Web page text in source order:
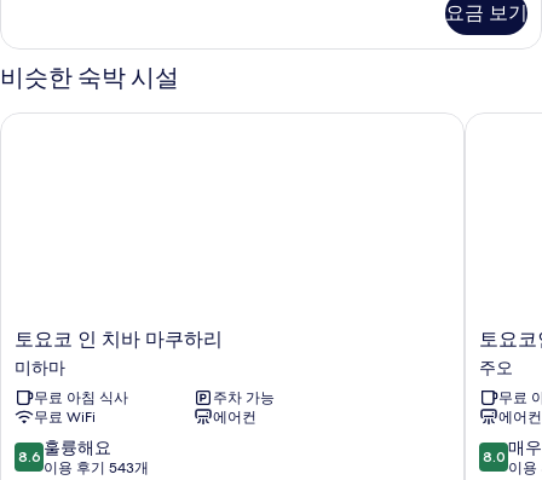
연
사
진
모
싱
글
룸,
연
요금 보기
비슷한 숙박 시설
토
요
코
인
치
바
마
토요코 인 치바 마쿠하리
미하마
무료 아침 식사
주차 가능
무료 WiFi
에어컨
10
점
8.6 훌륭해요
이용 후기 543개
토요코 인 치바 마쿠하리
토
요
코
인
치
바
에
토요
주오
무료
에어컨
10
점
8.0 매
이용
토요코